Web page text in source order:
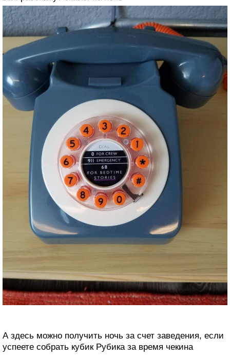
А здесь можно получить ночь за счет заведения, если
успеете собрать кубик Рубика за время чекина